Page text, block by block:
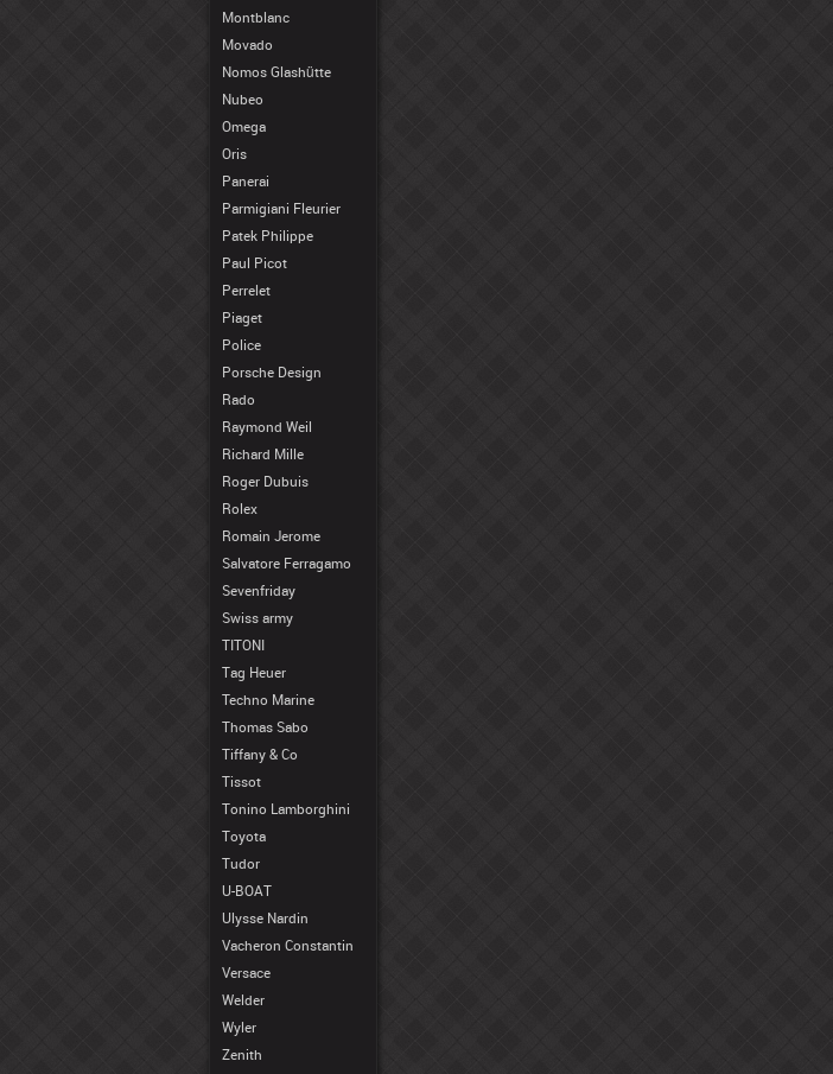
Montblanc
Movado
Nomos Glashütte
Nubeo
Omega
Oris
Panerai
Parmigiani Fleurier
Patek Philippe
Paul Picot
Perrelet
Piaget
Police
Porsche Design
Rado
Raymond Weil
Richard Mille
Roger Dubuis
Rolex
Romain Jerome
Salvatore Ferragamo
Sevenfriday
Swiss army
TITONI
Tag Heuer
Techno Marine
Thomas Sabo
Tiffany & Co
Tissot
Tonino Lamborghini
Toyota
Tudor
U-BOAT
Ulysse Nardin
Vacheron Constantin
Versace
Welder
Wyler
Zenith